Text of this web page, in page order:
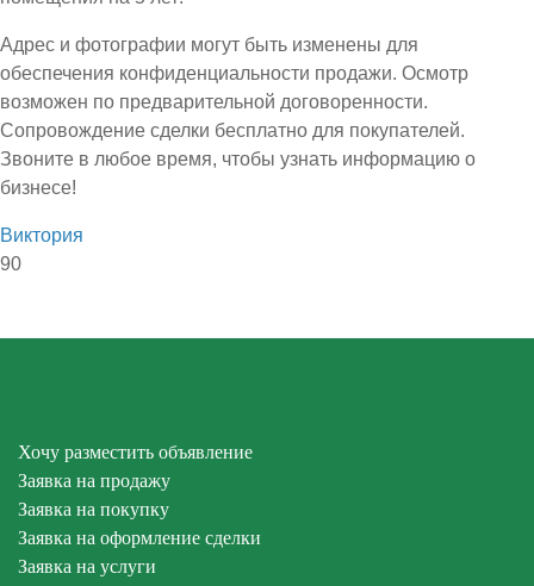
Адрес и фотографии могут быть изменены для
обеспечения конфиденциальности продажи. Осмотр
возможен по предварительной договоренности.
Сопровождение сделки бесплатно для покупателей.
Звоните в любое время, чтобы узнать информацию о
бизнесе!
Виктория
90
Хочу разместить объявление
Заявка на продажу
Заявка на покупку
Заявка на оформление сделки
Заявка на услуги